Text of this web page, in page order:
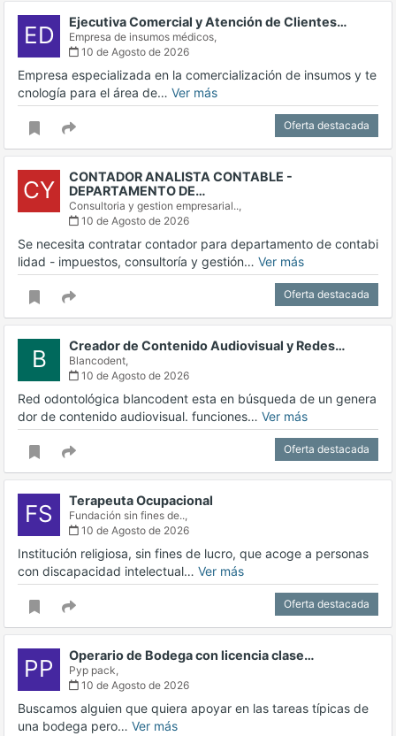
ED Ejecutiva Comercial y Atención de Clientes…
Empresa de insumos médicos,
10 de Agosto de 2026
Empresa especializada en la comercialización de insumos y te
cnología para el área de… Ver más
Oferta destacada
CY
CONTADOR ANALISTA CONTABLE -
DEPARTAMENTO DE…
Consultoria y gestion empresarial..,
10 de Agosto de 2026
Se necesita contratar contador para departamento de contabi
lidad - impuestos, consultoría y gestión… Ver más
Oferta destacada
B Creador de Contenido Audiovisual y Redes…
Blancodent,
10 de Agosto de 2026
Red odontológica blancodent esta en búsqueda de un genera
dor de contenido audiovisual. funciones… Ver más
Oferta destacada
FS Terapeuta Ocupacional
Fundación sin fines de..,
10 de Agosto de 2026
Institución religiosa, sin fines de lucro, que acoge a personas
con discapacidad intelectual… Ver más
Oferta destacada
PP Operario de Bodega con licencia clase…
Pyp pack,
10 de Agosto de 2026
Buscamos alguien que quiera apoyar en las tareas típicas de
una bodega pero… Ver más